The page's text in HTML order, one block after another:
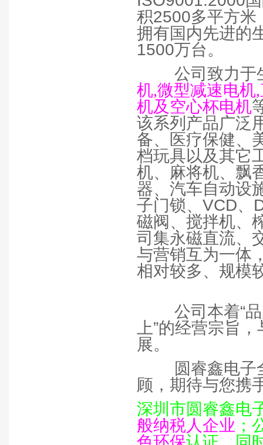
积2500多平方米
拥有国内先进的
1500万台。
公司致力于
机,微型减速电机,
机及 空心杯电机
该系列产品广泛
备、医疗保健、
档玩具以及其它
机、麻将机、飘
器、汽车自动设
子门锁、 VCD、
磁阀、搅拌机、
司集永磁直流、
与营销互为一体
相对较多、规模
公司本着“
上”的经营宗旨
展。
圆睿鑫电
顾，期待与您携
深圳市圆睿鑫电
般纳税人企业 ；